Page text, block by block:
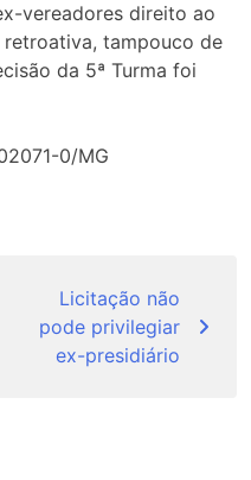
vereadores direito ao
tampouco de
da 5ª Turma foi
0/MG
Licitação não
pode privilegiar
ex-presidiário